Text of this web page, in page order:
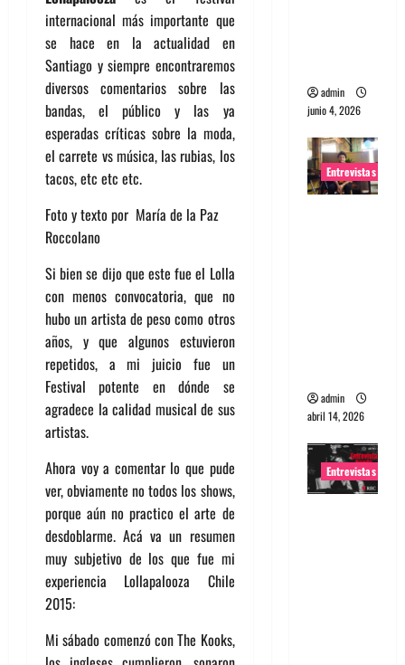
internacional más importante que
se hace en la actualidad en
Santiago y siempre encontraremos
diversos comentarios sobre las
bandas, el público y las ya
esperadas críticas sobre la moda,
el carrete vs música, las rubias, los
tacos, etc etc etc.
Foto y texto por María de la Paz
Roccolano
Si bien se dijo que este fue el Lolla
con menos convocatoria, que no
hubo un artista de peso como otros
años, y que algunos estuvieron
repetidos, a mi juicio fue un
Festival potente en dónde se
agradece la calidad musical de sus
artistas.
Ahora voy a comentar lo que pude
ver, obviamente no todos los shows,
porque aún no practico el arte de
desdoblarme. Acá va un resumen
muy subjetivo de los que fue mi
experiencia Lollapalooza Chile
2015:
Mi sábado comenzó con The Kooks,
admin
junio 4, 2026
Entrevistas
admin
abril 14, 2026
Entrevistas